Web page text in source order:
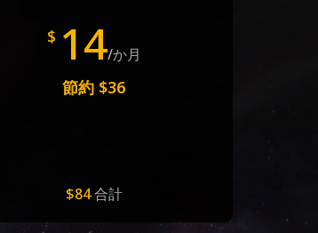
$ 14/か月
節約 $36
$84合計